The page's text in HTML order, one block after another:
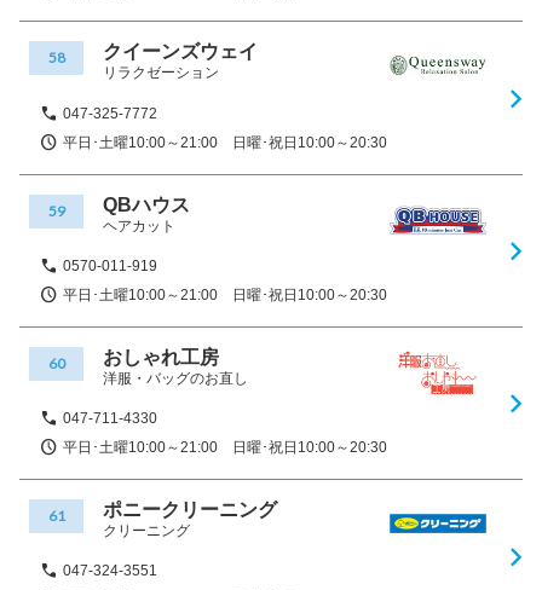
58 クイーンズウェイ
リラクゼーション
047-325-7772
平日･土曜10:00～21:00 日曜･祝日10:00～20:30
59 QBハウス
ヘアカット
0570-011-919
平日･土曜10:00～21:00 日曜･祝日10:00～20:30
60 おしゃれ工房
洋服・バッグのお直し
047-711-4330
平日･土曜10:00～21:00 日曜･祝日10:00～20:30
61 ポニークリーニング
クリーニング
047-324-3551